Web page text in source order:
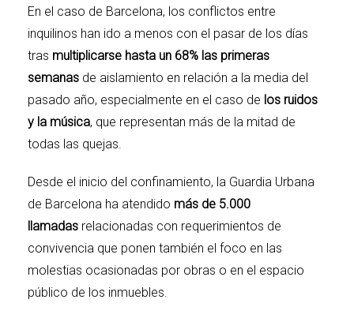
En el caso de Barcelona, los conflictos entre
inquilinos han ido a menos con el pasar de los días
tras multiplicarse hasta un 68% las primeras
semanas de aislamiento en relación a la media del
pasado año, especialmente en el caso de los ruidos
y la música, que representan más de la mitad de
todas las quejas.
Desde el inicio del confinamiento, la Guardia Urbana
de Barcelona ha atendido más de 5.000
llamadas relacionadas con requerimientos de
convivencia que ponen también el foco en las
molestias ocasionadas por obras o en el espacio
público de los inmuebles.